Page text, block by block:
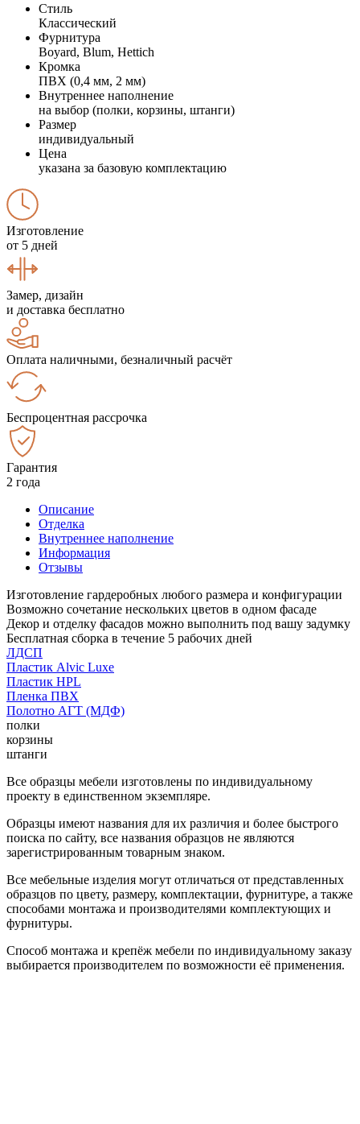
Стиль
Классический
Фурнитура
Boyard, Blum, Hettich
Кромка
ПВХ (0,4 мм, 2 мм)
Внутреннее наполнение
на выбор (полки, корзины, штанги)
Размер
индивидуальный
Цена
указана за базовую комплектацию
Изготовление
от 5 дней
Замер, дизайн
и доставка бесплатно
Оплата наличными, безналичный расчёт
Беспроцентная рассрочка
Гарантия
2 года
Описание
Отделка
Внутреннее наполнение
Информация
Отзывы
Изготовление гардеробных любого размера и конфигурации
Возможно сочетание нескольких цветов в одном фасаде
Декор и отделку фасадов можно выполнить под вашу задумку
Бесплатная сборка в течение 5 рабочих дней
ЛДСП
Пластик Alvic Luxe
Пластик HPL
Пленка ПВХ
Полотно АГТ (МДФ)
полки
корзины
штанги
Все образцы мебели изготовлены по индивидуальному
проекту в единственном экземпляре.
Образцы имеют названия для их различия и более быстрого
поиска по сайту, все названия образцов не являются
зарегистрированным товарным знаком.
Все мебельные изделия могут отличаться от представленных
образцов по цвету, размеру, комплектации, фурнитуре, а также
способами монтажа и производителями комплектующих и
фурнитуры.
Способ монтажа и крепёж мебели по индивидуальному заказу
выбирается производителем по возможности её применения.